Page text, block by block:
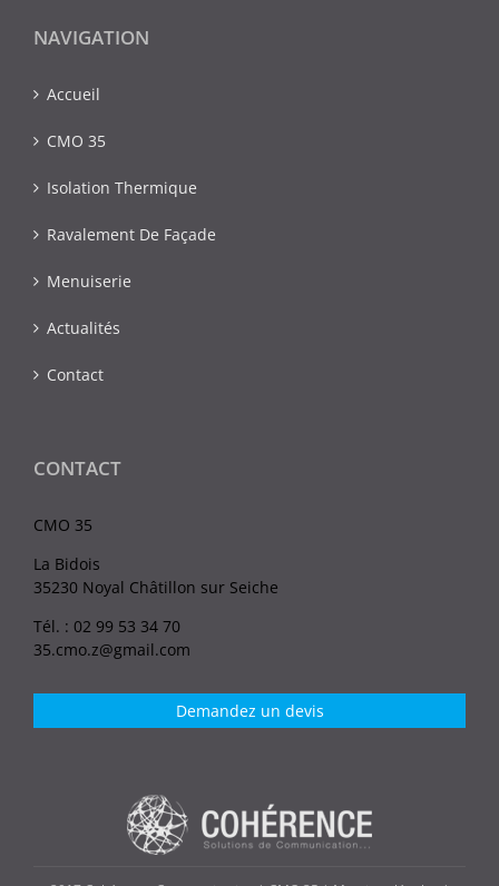
NAVIGATION
Accueil
CMO 35
Isolation Thermique
Ravalement De Façade
Menuiserie
Actualités
Contact
CONTACT
CMO 35
La Bidois
35230 Noyal Châtillon sur Seiche
Tél. : 02 99 53 34 70
35.cmo.z@gmail.com
Demandez un devis